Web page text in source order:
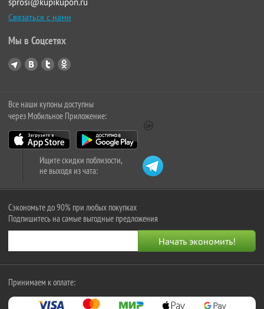
Связаться с нами
Мы в Соцсетях
Все наши купоны доступны
через Мобильное Приложение:
Ищите скидки поблизости,
не выходя из чата:
Сэкономьте до 90% при любых покупках
Подпишитесь на самые выгодные предложения
Принимаем к оплате: